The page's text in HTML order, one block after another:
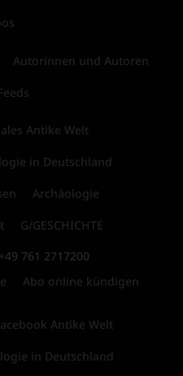
Autorinnen und Autoren
Antike Welt
in Deutschland
Archäologie
G/GESCHICHTE
+49 761 2717200
Abo online kündigen
Antike Welt
in Deutschland